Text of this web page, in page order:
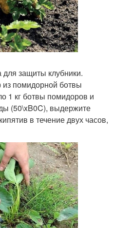
для защиты клубники.
помидорной ботвы
1 кг ботвы помидоров и
(50\xB0C), выдержите
в течение двух часов,